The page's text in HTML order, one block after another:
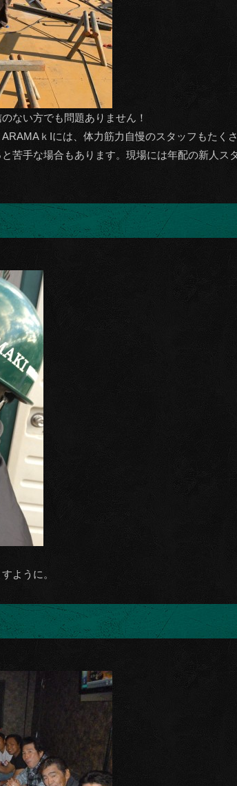
ない方でも問題ありません！
ｋIには、体力筋力自慢のスタッフもたく
苦手な場合もあります。現場には年配の新人ス
ように。